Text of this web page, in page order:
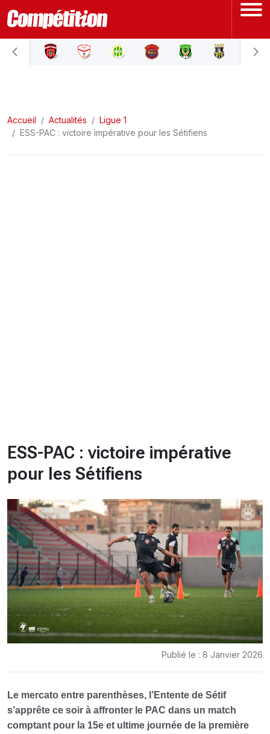
ACCUEIL
LIGUE 2
Accueil Actualités
Ligue 1
ESS-PAC : victoire impérative pour les Sétifiens
ESS-PAC : victoire impérative
pour les Sétifiens
Publié le : 8 Janvier 2026
Le mercato entre parenthèses, l’Entente de Sétif
s’apprête ce soir à affronter le PAC dans un match
comptant pour la 15e et ultime journée de la première